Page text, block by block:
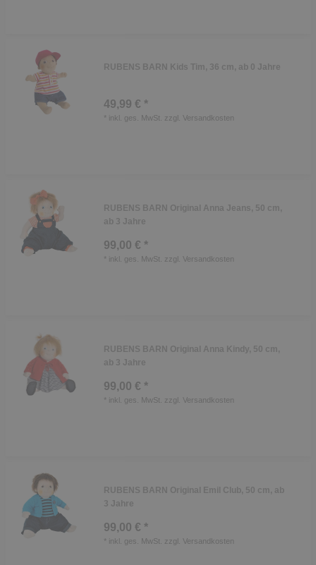
RUBENS BARN Kids Tim, 36 cm, ab 0 Jahre
49,99 € *
* inkl. ges. MwSt. zzgl. Versandkosten
RUBENS BARN Original Anna Jeans, 50 cm,
ab 3 Jahre
99,00 € *
* inkl. ges. MwSt. zzgl. Versandkosten
RUBENS BARN Original Anna Kindy, 50 cm,
ab 3 Jahre
99,00 € *
* inkl. ges. MwSt. zzgl. Versandkosten
RUBENS BARN Original Emil Club, 50 cm, ab
3 Jahre
99,00 € *
* inkl. ges. MwSt. zzgl. Versandkosten